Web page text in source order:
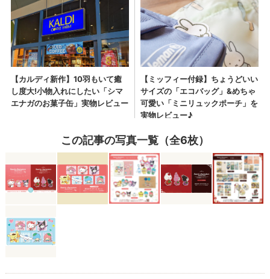
この記事の写真一覧（全6枚）